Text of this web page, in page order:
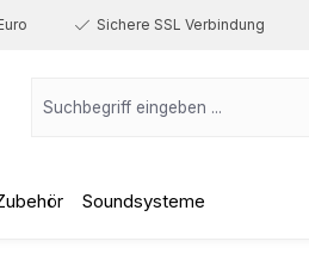
Sichere SSL Verbindung
Soundsysteme